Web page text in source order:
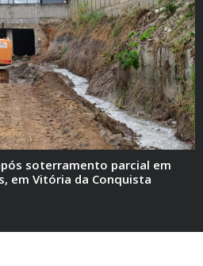
soterramento parcial em
em Vitória da Conquista